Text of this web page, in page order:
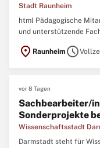
Stadt Raunheim
html Pädagogische
und unterstützende
nächstmöglichen
location_on Raunheim schedule
vor 8 Tagen
Sachbearbeiter/
Sonderprojekte
Wissenschaftsstadt
Darmstadt steht für